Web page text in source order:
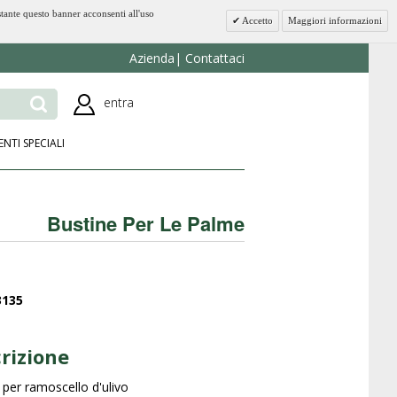
questo banner acconsenti all'uso
Accetto Maggiori informazioni
Azienda Contattaci
entra
SPECIALI
Bustine Per Le Palme
ramoscello d'ulivo